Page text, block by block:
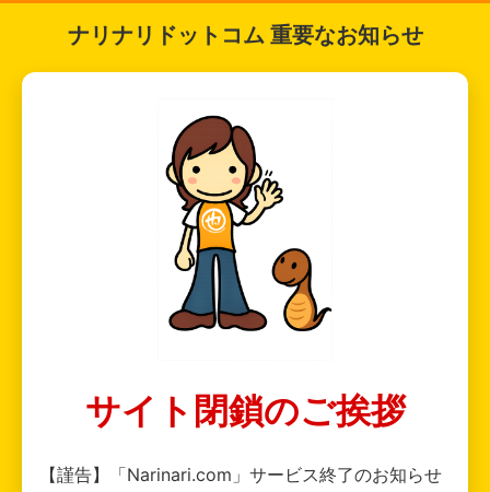
ナリナリドットコム 重要なお知らせ
サイト閉鎖のご挨拶
【謹告】「Narinari.com」サービス終了のお知らせ